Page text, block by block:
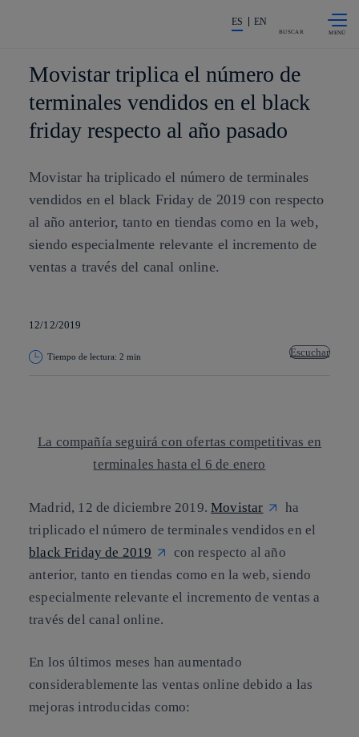
La acción en accionistas e
ES EN
BUSCAR
Movistar triplica el número de
terminales vendidos en el black
friday respecto al año pasado
Movistar ha triplicado el número de terminales
vendidos en el black Friday de 2019 con respecto
al año anterior, tanto en tiendas como en la web,
siendo especialmente relevante el incremento de
ventas a través del canal online.
12/12/2019
Tiempo de lectura: 2 min Escuchar
La compañía seguirá con ofertas competitivas en
terminales hasta el 6 de enero
Madrid, 12 de diciembre 2019. Movistar
ha
triplicado el número de terminales vendidos en el
black Friday de 2019
con respecto al año
anterior, tanto en tiendas como en la web, siendo
especialmente relevante el incremento de ventas a
través del canal online.
En los últimos meses han aumentado
considerablemente las ventas online debido a las
mejoras introducidas como: